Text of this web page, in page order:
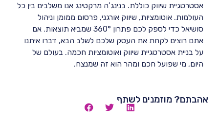
אסטרטגיית שיווק כוללת. בנינג’ה מרקטינג אנו משלבים בין כל
העולמות. אוטומציות, שיווק אורגני, פרסום ממומן וניהול
סושיאל כדי לספק לכם פתרון 360° שמביא תוצאות. אם
אתם רוצים לקחת את העסק שלכם לשלב הבא, דברו איתנו
על בניית אסטרטגיית שיווק ואוטומציות חכמה. בעולם של
היום, מי שפועל חכם ומהר הוא זה שמנצח.
אהבתם? מוזמנים לשתף